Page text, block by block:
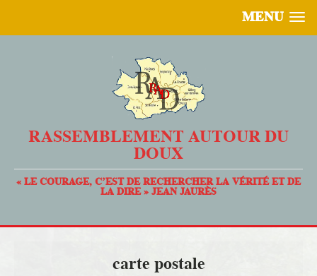
MENU
RASSEMBLEMENT AUTOUR DU
DOUX
« LE COURAGE, C’EST DE RECHERCHER LA VÉRITÉ ET DE
LA DIRE » JEAN JAURÈS
carte postale